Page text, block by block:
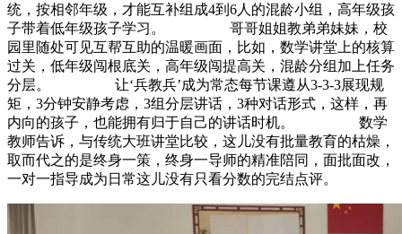
统，按相邻年级，才能互补组成4到6人的混龄小组，高年级孩
子带着低年级孩子学习。 哥哥姐姐教弟弟妹妹，校
园里随处可见互帮互助的温暖画面，比如，数学讲堂上的核算
过关，低年级闯根底关，高年级闯提高关，混龄分组加上任务
分层。 让‘兵教兵’成为常态每节课遵从3-3-3展现规
矩，3分钟安静考虑，3组分层讲话，3种对话形式，这样，再
内向的孩子，也能拥有归于自己的讲话时机。 数学
教师告诉，与传统大班讲堂比较，这儿没有批量教育的枯燥，
取而代之的是终身一策，终身一导师的精准陪同，面批面改，
一对一指导成为日常这儿没有只看分数的完结点评。